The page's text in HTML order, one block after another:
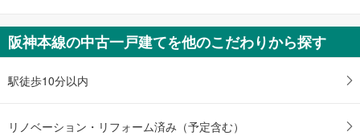
大阪市北区中津3丁目
4,800万円
阪神本線の中古一戸建てを他のこだわりから探す
駅徒歩10分以内
リノベーション・リフォーム済み（予定含む）